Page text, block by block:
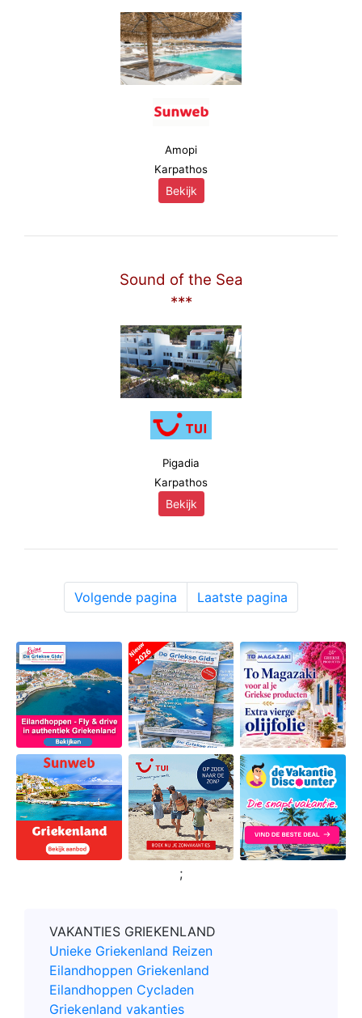
Amopi
Karpathos
Bekijk
Sound of the Sea
***
Pigadia
Karpathos
Bekijk
Volgende pagina Laatste pagina
;
VAKANTIES GRIEKENLAND
Unieke Griekenland Reizen
Eilandhoppen Griekenland
Eilandhoppen Cycladen
Griekenland vakanties